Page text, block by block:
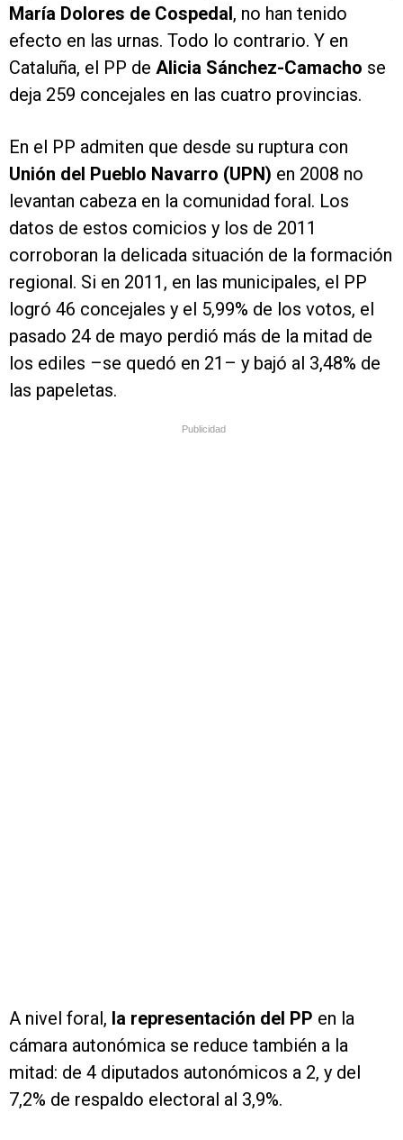
María Dolores de Cospedal, no han tenido
efecto en las urnas. Todo lo contrario. Y en
Cataluña, el PP de Alicia Sánchez-Camacho se
deja 259 concejales en las cuatro provincias.
En el PP admiten que desde su ruptura con
Unión del Pueblo Navarro (UPN) en 2008 no
levantan cabeza en la comunidad foral. Los
datos de estos comicios y los de 2011
corroboran la delicada situación de la formación
regional. Si en 2011, en las municipales, el PP
logró 46 concejales y el 5,99% de los votos, el
pasado 24 de mayo perdió más de la mitad de
los ediles –se quedó en 21– y bajó al 3,48% de
las papeletas.
Publicidad
A nivel foral, la representación del PP en la
cámara autonómica se reduce también a la
mitad: de 4 diputados autonómicos a 2, y del
7,2% de respaldo electoral al 3,9%.